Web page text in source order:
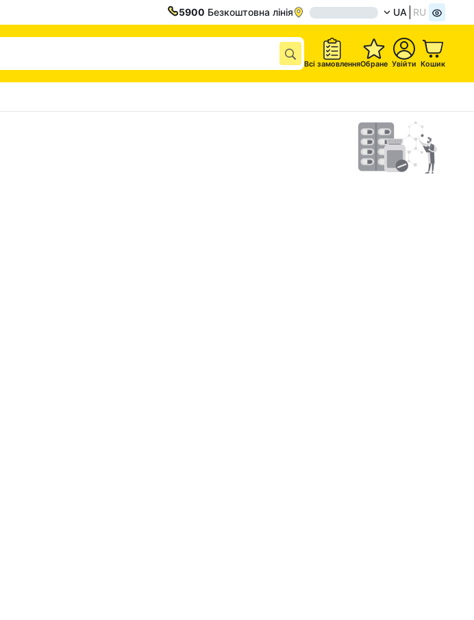
5900 Безкоштовна лінія UA RU
Всі замовленняОбране Увійти Кошик